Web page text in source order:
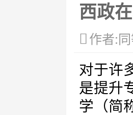
西政
作者:
对于许
是提升
学（简